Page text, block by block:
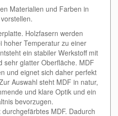
Materialien und Farben in
Holzfasern werden
hoher Temperatur zu einer
ein stabiler Werkstoff mit
sehr glatter Oberfläche. MDF
und eignet sich daher perfekt
Auswahl steht MDF in natur,
und klare Optik und ein
bevorzugen.
MDF. Dadurch